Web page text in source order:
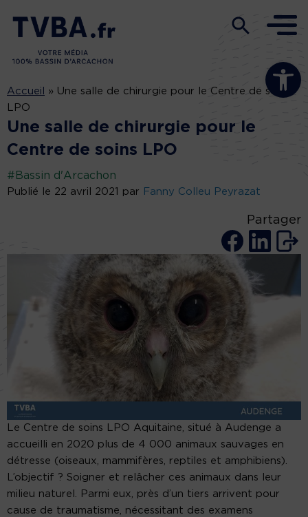
Ouvrir la
Accueil » Une salle de chirurgie pour le Centre de soins
LPO
Une salle de chirurgie pour le
Centre de soins LPO
#Bassin d'Arcachon
Publié le 22 avril 2021 par Fanny Colleu Peyrazat
Partager
Le Centre de soins LPO Aquitaine, situé à Audenge a
accueilli en 2020 plus de 4 000 animaux sauvages en
détresse (oiseaux, mammifères, reptiles et amphibiens).
L’objectif ? Soigner et relâcher ces animaux dans leur
milieu naturel. Parmi eux, près d’un tiers arrivent pour
cause de traumatisme, nécessitant des examens